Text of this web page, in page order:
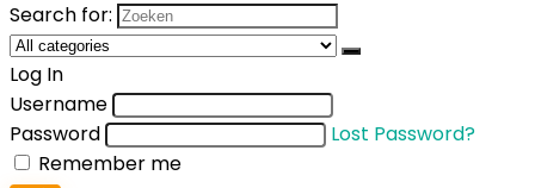
Search for:
Log In
Username
Password
Lost Password?
Remember me